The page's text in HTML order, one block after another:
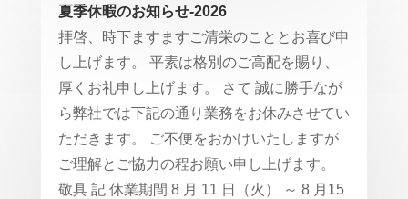
夏季休暇のお知らせ-2026
拝啓、時下ますますご清栄のこととお喜び申
し上げます。 平素は格別のご高配を賜り、
厚くお礼申し上げます。 さて 誠に勝手なが
ら弊社では下記の通り業務をお休みさせてい
ただきます。 ご不便をおかけいたしますが
ご理解とご協力の程お願い申し上げます。
敬具 記 休業期間 8 月 11 日（火） ～ 8 月15